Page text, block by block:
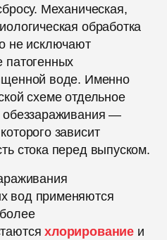
Механическая,
обработка
не исключают
патогенных
воде. Именно
схеме отдельное
обеззараживания —
зависит
стока перед выпуском.
вод применяются
хлорированиеи